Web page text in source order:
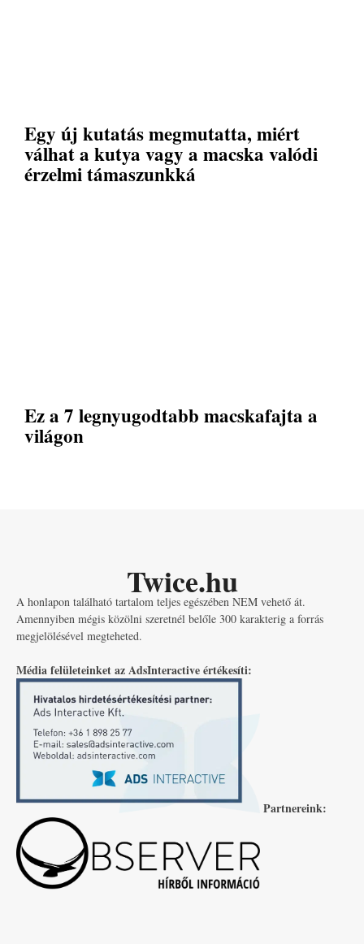
Egy új kutatás megmutatta, miért
válhat a kutya vagy a macska valódi
érzelmi támaszunkká
Ez a 7 legnyugodtabb macskafajta a
világon
Twice.hu
A honlapon található tartalom teljes egészében NEM vehető át.
Amennyiben mégis közölni szeretnél belőle 300 karakterig a forrás
megjelölésével megteheted.
Média felületeinket az AdsInteractive értékesíti:
Partnereink: